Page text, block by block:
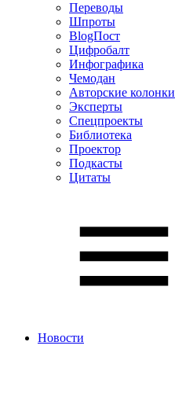
Переводы
Шпроты
BlogПост
Цифробалт
Инфографика
Чемодан
Авторские колонки
Эксперты
Спецпроекты
Библиотека
Проектор
Подкасты
Цитаты
Новости